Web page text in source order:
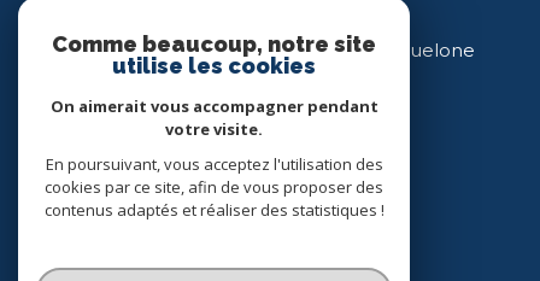
Direct Immobilier Villeneuve-lès-Maguelone
04 99 54 11 43
34 place des Héros
34750
villeneuve-lès-maguelone
Comme beaucoup, notre site
utilise les cookies
On aimerait vous accompagner pendant
votre visite.
En poursuivant, vous acceptez l'utilisation des
cookies par ce site, afin de vous proposer des
contenus adaptés et réaliser des statistiques !